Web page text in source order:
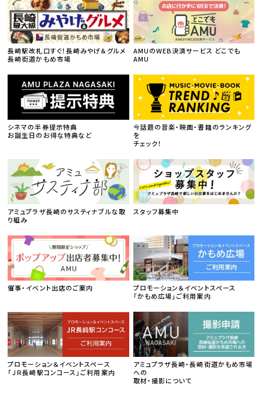
長崎駅改札口すぐ！長崎みやげ＆グルメ
長崎街道かもめ市場
AMUのWEB決済サービス どこでも
AMU
シネマの半券提示特典
お誕生日のお得な特典など
今話題の音楽・映画・書籍のランキング
を
チェック！
アミュプラザ長崎のサスティナブルな取
り組み
スタッフ募集中
催事・イベント出店のご案内
プロモーション＆イベントスペース
「かもめ広場」ご利用案内
プロモーション＆イベントスペース
「ＪＲ長崎駅コンコース」ご利用案内
アミュプラザ長崎・長崎街道かもめ市場
への
取材・撮影について